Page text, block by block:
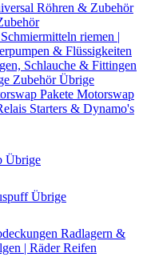
Röhren & Zubehör
riemen |
& Flüssigkeiten
Schlauche & Fittingen
ZubehörÜbrige
Pakete Motorswap
Starters & Dynamo's
Übrige
Übrige
Radlagern &
| RäderReifen